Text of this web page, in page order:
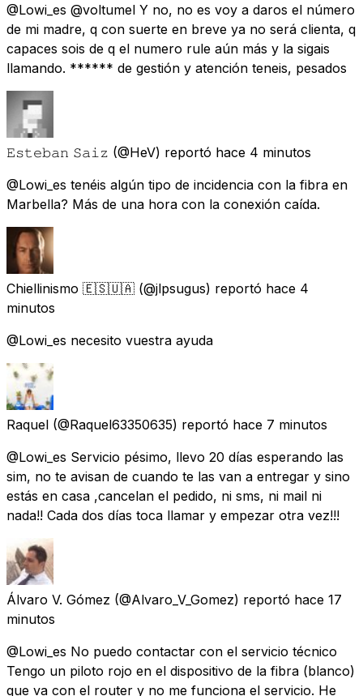
@Lowi_es @voltumel Y no, no es voy a daros el número
de mi madre, q con suerte en breve ya no será clienta, q
capaces sois de q el numero rule aún más y la sigais
llamando. ****** de gestión y atención teneis, pesados
𝙴𝚜𝚝𝚎𝚋𝚊𝚗 𝚂𝚊𝚒𝚣 (@HeV) reportó hace 4 minutos
@Lowi_es tenéis algún tipo de incidencia con la fibra en
Marbella? Más de una hora con la conexión caída.
Chiellinismo 🇪🇸🇺🇦 (@jlpsugus) reportó hace 4
minutos
@Lowi_es necesito vuestra ayuda
Raquel (@Raquel63350635) reportó hace 7 minutos
@Lowi_es Servicio pésimo, llevo 20 días esperando las
sim, no te avisan de cuando te las van a entregar y sino
estás en casa ,cancelan el pedido, ni sms, ni mail ni
nada!! Cada dos días toca llamar y empezar otra vez!!!
Álvaro V. Gómez (@Alvaro_V_Gomez) reportó hace 17
minutos
@Lowi_es No puedo contactar con el servicio técnico
Tengo un piloto rojo en el dispositivo de la fibra (blanco)
que va con el router y no me funciona el servicio. He